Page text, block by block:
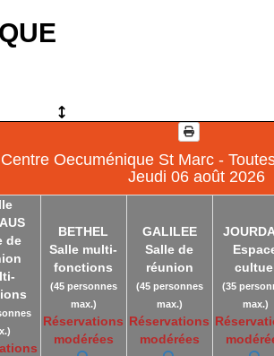
Centre Oecuménique St Marc -
Jeudi 06 août 2026
de
BETHEL
Salle multi-
fonctions
(45 personnes
max.)
Réservations
modérées
GALILEE
Salle de
réunion
(45 personnes
max.)
Réservations
modérées
(35
max.)